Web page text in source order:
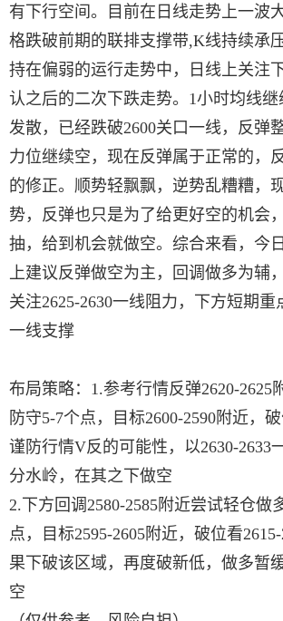
有下行空间。目前在日线走势上一波
格跌破前期的联排支撑带,K线持续承
持在偏弱的运行走势中，日线上关注
认之后的二次下跌走势。1小时均线继
发散，已经跌破2600关口一线，反弹
力位继续空，现在反弹属于正常的，
的修正。顺势轻飘飘，逆势乱糟糟，
势，反弹也只是为了给更好空的机会
抽，给到机会就做空。综合来看，今
上建议反弹做空为主，回调做多为辅
关注2625-2630一线阻力，下方短期重
一线支撑
布局策略：1.参考行情反弹2620-2625
防守5-7个点，目标2600-2590附近，破
谨防行情V反的可能性，以2630-2633
分水岭，在其之下做空
2.下方回调2580-2585附近尝试轻仓做
点，目标2595-2605附近，破位看
果下破该区域，再度破新低，做多暂
空